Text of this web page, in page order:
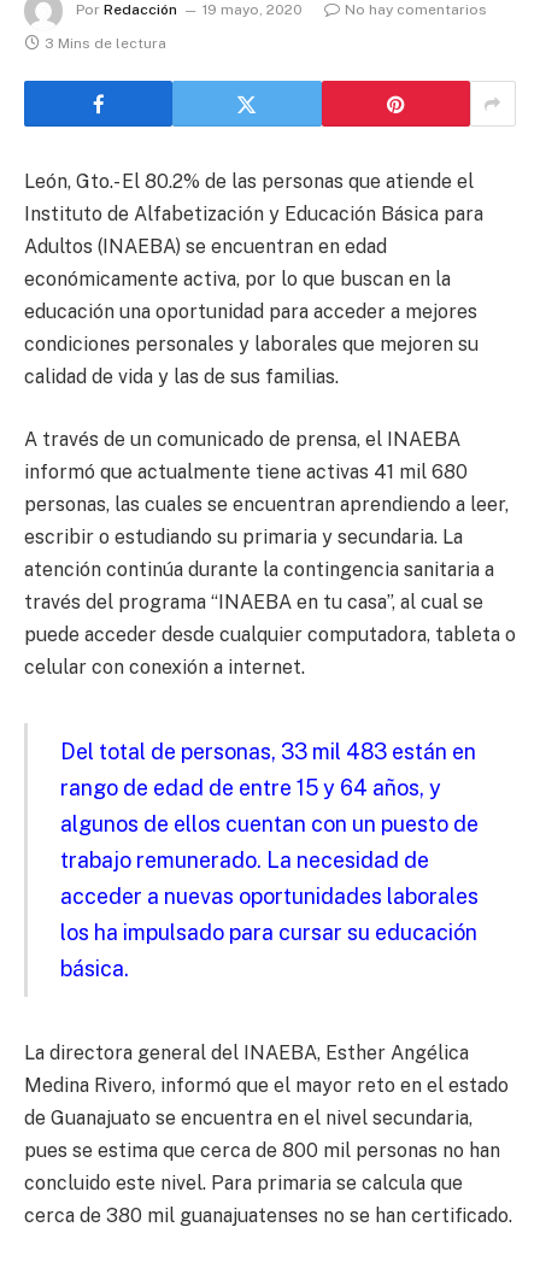
Por Redacción 19 mayo, 2020
No hay comentarios
3 Mins de lectura
León, Gto.- El 80.2% de las personas que atiende el
Instituto de Alfabetización y Educación Básica para
Adultos (INAEBA) se encuentran en edad
económicamente activa, por lo que buscan en la
educación una oportunidad para acceder a mejores
condiciones personales y laborales que mejoren su
calidad de vida y las de sus familias.
A través de un comunicado de prensa, el INAEBA
informó que actualmente tiene activas 41 mil 680
personas, las cuales se encuentran aprendiendo a leer,
escribir o estudiando su primaria y secundaria. La
atención continúa durante la contingencia sanitaria a
través del programa “INAEBA en tu casa”, al cual se
puede acceder desde cualquier computadora, tableta o
celular con conexión a internet.
Del total de personas, 33 mil 483 están en
rango de edad de entre 15 y 64 años, y
algunos de ellos cuentan con un puesto de
trabajo remunerado. La necesidad de
acceder a nuevas oportunidades laborales
los ha impulsado para cursar su educación
básica.
La directora general del INAEBA, Esther Angélica
Medina Rivero, informó que el mayor reto en el estado
de Guanajuato se encuentra en el nivel secundaria,
pues se estima que cerca de 800 mil personas no han
concluido este nivel. Para primaria se calcula que
cerca de 380 mil guanajuatenses no se han certificado.